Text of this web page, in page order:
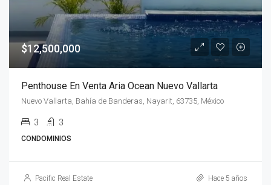
$12,500,000
Penthouse En Venta Aria Ocean Nuevo Vallarta
Nuevo Vallarta, Bahía de Banderas, Nayarit, 63735, México
3 3
CONDOMINIOS
Pacific Real Estate Hace 5 años